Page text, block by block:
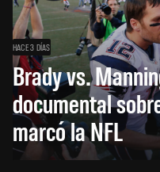
HACE 3 DÍAS
Brady vs.
documental
marcó la NFL